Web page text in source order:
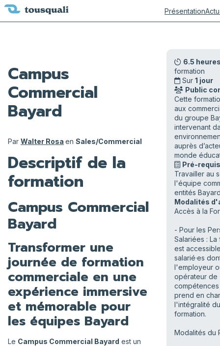
Présentation
Campus
Commercial
Bayard
Par Walter Rosa en Sales/Commercial
Descriptif de la
formation
Campus Commercial
Bayard
Transformer une
journée de formation
commerciale en une
expérience immersive
et mémorable pour
les équipes Bayard
Le Campus Commercial Bayard est un
6.5
formation
Sur 1 jour
Public
Cette
aux
du groupe
intervenant
auprès
monde
Pré-
Travailler au
l'équipe
entités
Modalités
Accès à la
- Pour les
Salariées : La
est
salarié·es
l'employeur
opérateur de
compétences
prend en
l'intégralité
formation.
Modalités du